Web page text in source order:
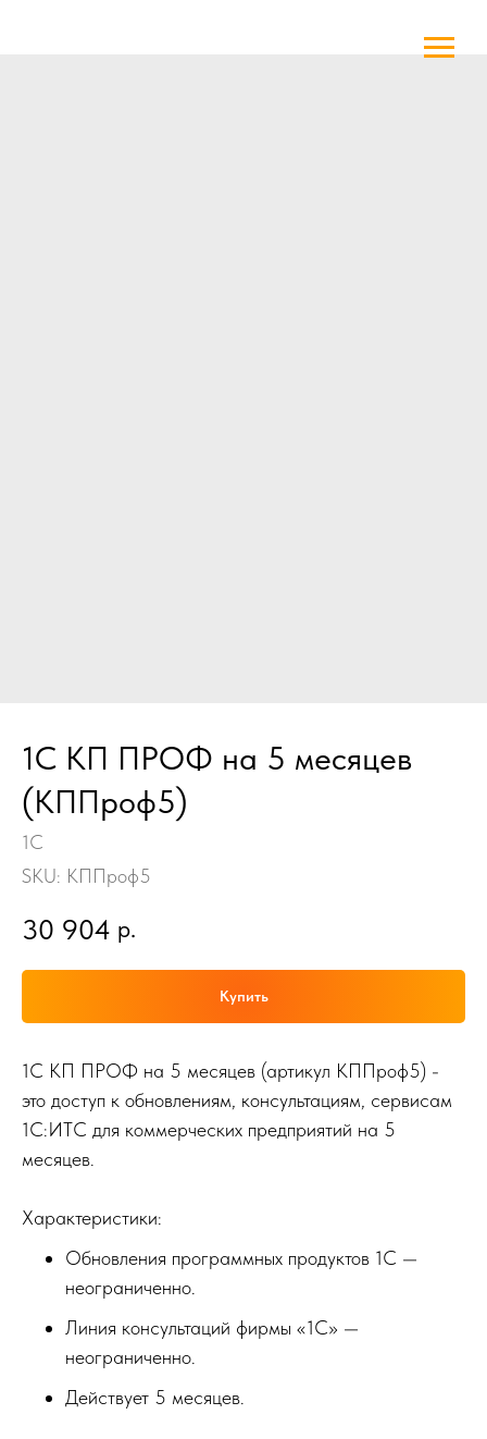
1С КП ПРОФ на 5 месяцев
(КППроф5)
1С
SKU: КППроф5
30 904 р.
Купить
1С КП ПРОФ на 5 месяцев (артикул КППроф5) -
это доступ к обновлениям, консультациям, сервисам
1С:ИТС для коммерческих предприятий на 5
месяцев.
Характеристики:
Обновления программных продуктов 1С —
неограниченно.
Линия консультаций фирмы «1С» —
неограниченно.
Действует 5 месяцев.